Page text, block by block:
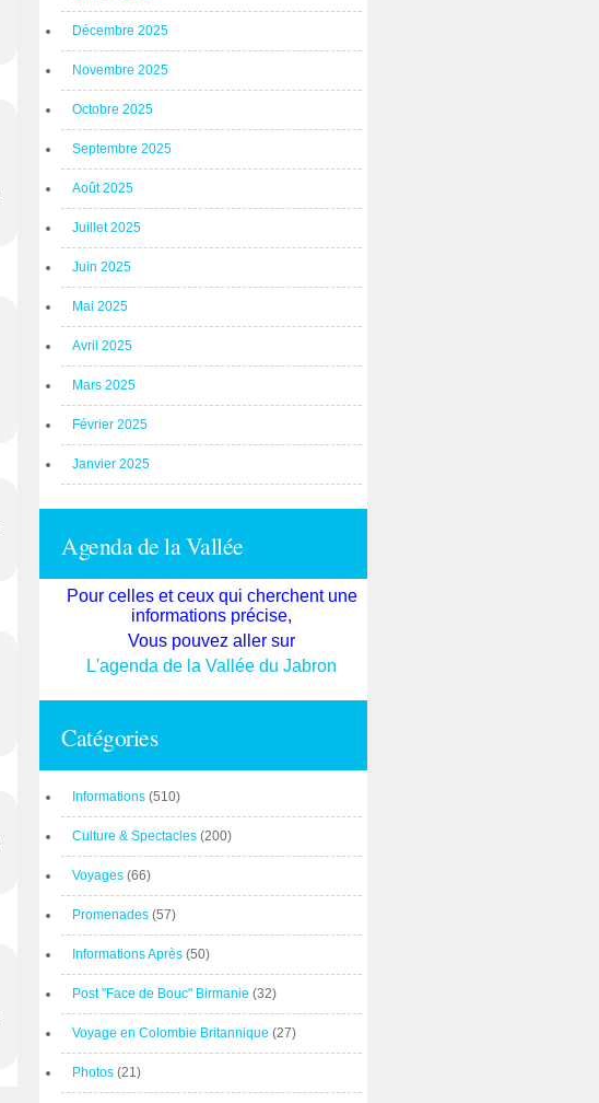
Décembre 2025
Novembre 2025
Octobre 2025
Septembre 2025
Août 2025
Juillet 2025
Juin 2025
Mai 2025
Avril 2025
Mars 2025
Février 2025
Janvier 2025
Agenda de la Vallée
Pour celles et ceux qui cherchent une
informations précise,
Vous pouvez aller sur
L'agenda de la Vallée du Jabron
Catégories
Informations (510)
Culture & Spectacles (200)
Voyages (66)
Promenades (57)
Informations Après (50)
Post "Face de Bouc" Birmanie (32)
Voyage en Colombie Britannique (27)
Photos (21)